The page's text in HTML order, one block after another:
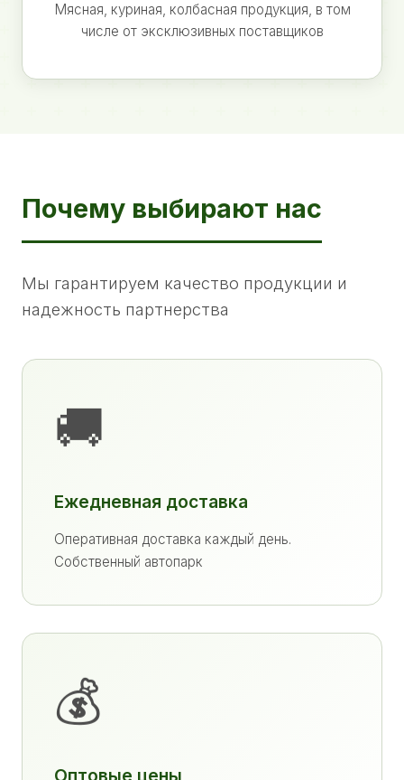
Мясная, куриная, колбасная продукция, в том
числе от эксклюзивных поставщиков
Почему выбирают нас
Мы гарантируем качество продукции и
надежность партнерства
🚚
Ежедневная доставка
Оперативная доставка каждый день.
Собственный автопарк
💰
Оптовые цены